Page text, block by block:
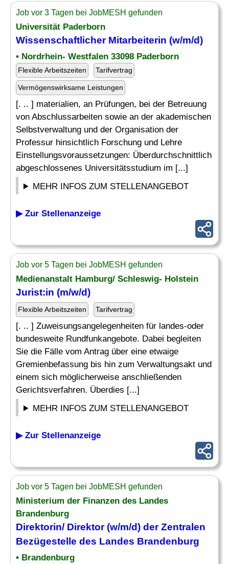
Job vor 3 Tagen bei JobMESH gefunden
Universität Paderborn
Wissenschaftlicher Mitarbeiterin (w/m/d)
• Nordrhein- Westfalen 33098 Paderborn
Flexible Arbeitszeiten Tarifvertrag
Vermögenswirksame Leistungen
[. .. ] materialien, an Prüfungen, bei der Betreuung
von Abschlussarbeiten sowie an der akademischen
Selbstverwaltung und der Organisation der
Professur hinsichtlich Forschung und Lehre
Einstellungsvoraussetzungen: Überdurchschnittlich
abgeschlossenes Universitätsstudium im [...]
MEHR INFOS ZUM STELLENANGEBOT
▶ Zur Stellenanzeige
Job vor 5 Tagen bei JobMESH gefunden
Medienanstalt Hamburg/ Schleswig- Holstein
Jurist:in (m/w/d)
Flexible Arbeitszeiten Tarifvertrag
[. .. ] Zuweisungsangelegenheiten für landes-oder
bundesweite Rundfunkangebote. Dabei begleiten
Sie die Fälle vom Antrag über eine etwaige
Gremienbefassung bis hin zum Verwaltungsakt und
einem sich möglicherweise anschließenden
Gerichtsverfahren. Überdies [...]
MEHR INFOS ZUM STELLENANGEBOT
▶ Zur Stellenanzeige
Job vor 5 Tagen bei JobMESH gefunden
Ministerium der Finanzen des Landes
Brandenburg
Direktorin/ Direktor (w/m/d) der Zentralen
Bezügestelle des Landes Brandenburg
• Brandenburg